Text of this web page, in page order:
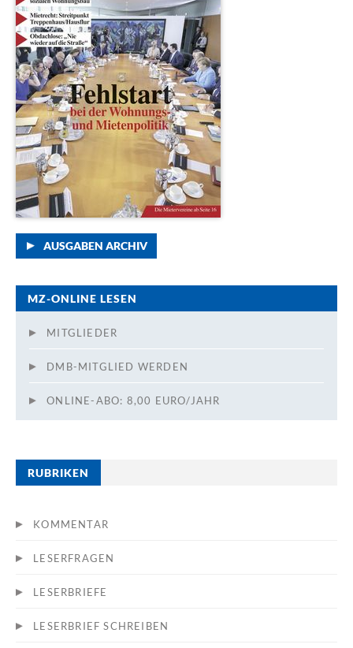
AUSGABEN ARCHIV
MZ-ONLINE LESEN
MITGLIEDER
DMB-MITGLIED WERDEN
ONLINE-ABO: 8,00 EURO/JAHR
RUBRIKEN
KOMMENTAR
LESERFRAGEN
LESERBRIEFE
LESERBRIEF SCHREIBEN